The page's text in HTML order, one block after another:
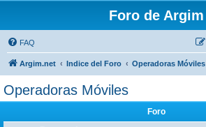
Foro de Argim
FAQ
Argim.net Indice del Foro Operadoras Móviles
Operadoras Móviles
Foro